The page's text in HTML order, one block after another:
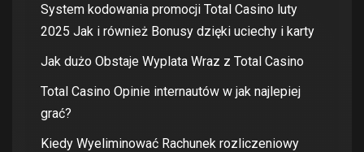
System kodowania promocji Total Casino luty
2025 Jak i również Bonusy dzięki uciechy i karty
Jak dużo Obstaje Wyplata Wraz z Total Casino
Total Casino Opinie internautów w jak najlepiej
grać?
Kiedy Wyeliminować Rachunek rozliczeniowy